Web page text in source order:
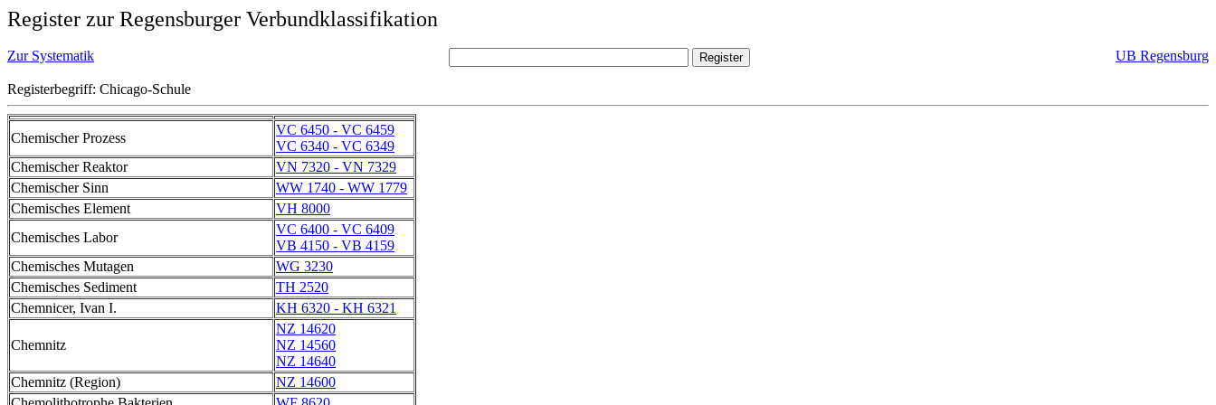
Register zur Regensburger Verbundklassifikation
Zur Systematik UB Regensburg
Registerbegriff: Chicago-Schule
Chemischer Prozess
VC 6450 - VC 6459
VC 6340 - VC 6349
Chemischer Reaktor
VN 7320 - VN 7329
Chemischer Sinn
WW 1740 - WW 1779
Chemisches Element
VH 8000
Chemisches Labor
VC 6400 - VC 6409
VB 4150 - VB 4159
Chemisches Mutagen
WG 3230
Chemisches Sediment
TH 2520
Chemnicer, Ivan I.
KH 6320 - KH 6321
Chemnitz
NZ 14620
NZ 14560
NZ 14640
Chemnitz (Region)
NZ 14600